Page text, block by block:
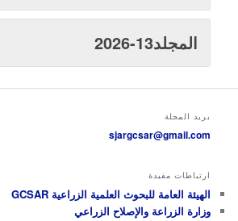
المجلد13-2026
بريد المجلة
sjargcsar@gmail.com
ارتباطات مفيدة
الهيئة العامة للبحوث العلمية الزراعية GCSAR
وزارة الزراعة والإصلاح الزراعي